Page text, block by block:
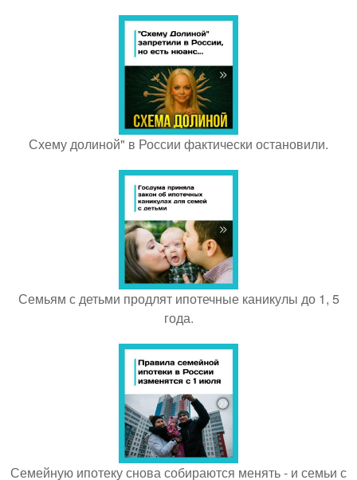
Схему долиной" в России фактически остановили.
Семьям с детьми продлят ипотечные каникулы до 1, 5
года.
Семейную ипотеку снова собираются менять - и семьи с